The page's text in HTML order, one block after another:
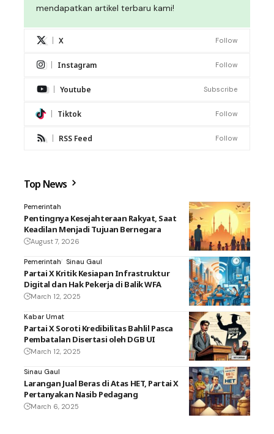
mendapatkan artikel terbaru kami!
X Follow
Instagram Follow
Youtube Subscribe
Tiktok Follow
RSS Feed Follow
Top News
Pemerintah
Pentingnya Kesejahteraan Rakyat, Saat
Keadilan Menjadi Tujuan Bernegara
August 7, 2026
Pemerintah Sinau Gaul
Partai X Kritik Kesiapan Infrastruktur
Digital dan Hak Pekerja di Balik WFA
March 12, 2025
Kabar Umat
Partai X Soroti Kredibilitas Bahlil Pasca
Pembatalan Disertasi oleh DGB UI
March 12, 2025
Sinau Gaul
Larangan Jual Beras di Atas HET, Partai X
Pertanyakan Nasib Pedagang
March 6, 2025